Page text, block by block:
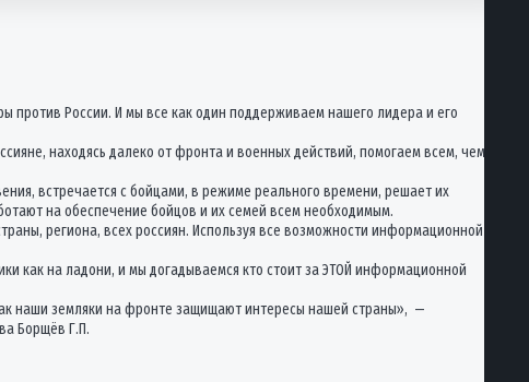
России. И мы все как один поддерживаем нашего лидера и его
находясь далеко от фронта и военных действий, помогаем всем, чем
встречается с бойцами, в режиме реального времени, решает их
на обеспечение бойцов и их семей всем необходимым.
региона, всех россиян. Используя все возможности информационной
как на ладони, и мы догадываемся кто стоит за ЭТОЙ информационной
наши земляки на фронте защищают интересы нашей страны», —
Борщёв Г.П.